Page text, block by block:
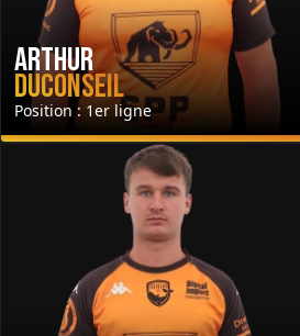
Arthur
Duconseil
Position : 1er ligne